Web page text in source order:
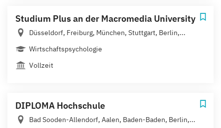
Studium Plus an der Macromedia University
Düsseldorf, Freiburg, München, Stuttgart, Berlin,...
Wirtschaftspsychologie
Vollzeit
DIPLOMA Hochschule
Bad Sooden-Allendorf, Aalen, Baden-Baden, Berlin,...